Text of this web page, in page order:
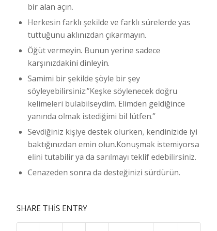
bir alan açın.
Herkesin farklı şekilde ve farklı sürelerde yas
tuttuğunu aklınızdan çıkarmayın.
Öğüt vermeyin. Bunun yerine sadece
karşınızdakini dinleyin.
Samimi bir şekilde şöyle bir şey
söyleyebilirsiniz:”Keşke söylenecek doğru
kelimeleri bulabilseydim. Elimden geldiğince
yanında olmak istediğimi bil lütfen.”
Sevdiğiniz kişiye destek olurken, kendinizide iyi
baktığınızdan emin olun.Konuşmak istemiyorsa
elini tutabilir ya da sarılmayı teklif edebilirsiniz.
Cenazeden sonra da desteğinizi sürdürün.
SHARE THIS ENTRY